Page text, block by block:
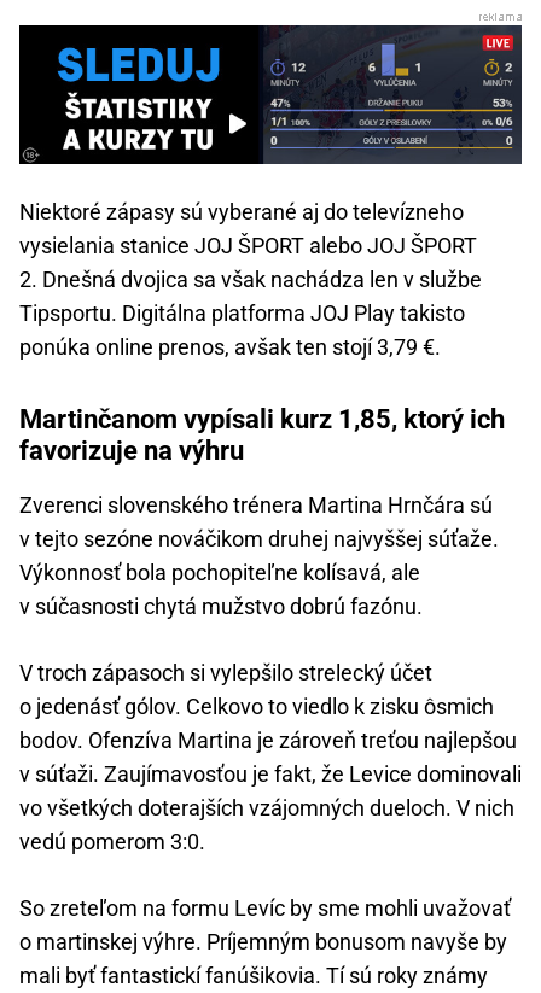
Niektoré zápasy sú vyberané aj do televízneho
vysielania stanice JOJ ŠPORT alebo JOJ ŠPORT
2. Dnešná dvojica sa však nachádza len v službe
Tipsportu. Digitálna platforma JOJ Play takisto
ponúka online prenos, avšak ten stojí 3,79 €.
Martinčanom vypísali kurz 1,85, ktorý ich
favorizuje na výhru
Zverenci slovenského trénera Martina Hrnčára sú
v tejto sezóne nováčikom druhej najvyššej súťaže.
Výkonnosť bola pochopiteľne kolísavá, ale
v súčasnosti chytá mužstvo dobrú fazónu.
V troch zápasoch si vylepšilo strelecký účet
o jedenásť gólov. Celkovo to viedlo k zisku ôsmich
bodov. Ofenzíva Martina je zároveň treťou najlepšou
v súťaži. Zaujímavosťou je fakt, že Levice dominovali
vo všetkých doterajších vzájomných dueloch. V nich
vedú pomerom 3:0.
So zreteľom na formu Levíc by sme mohli uvažovať
o martinskej výhre. Príjemným bonusom navyše by
mali byť fantastickí fanúšikovia. Tí sú roky známy